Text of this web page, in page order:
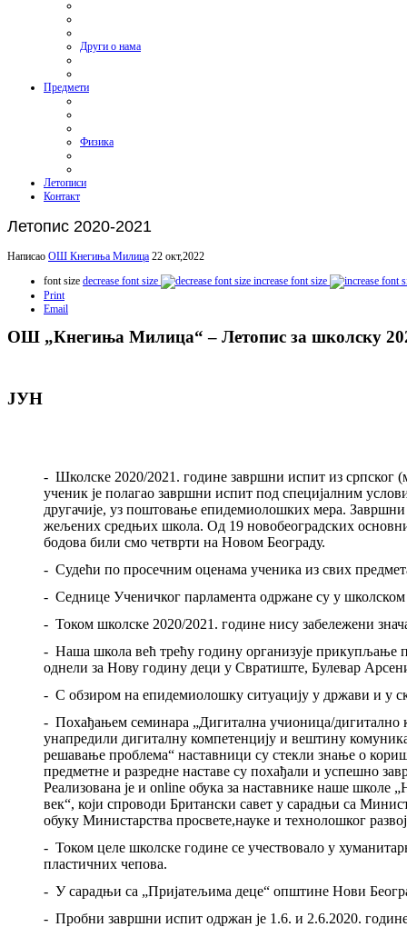
Други о нама
Предмети
Физика
Летописи
Контакт
Летопис 2020-2021
Написао ОШ Кнегиња Милица 22 окт,2022
font size decrease font size
increase font size
Print
Email
ОШ „Кнегиња Милица“ – Летопис за школску 20
ЈУН
- Школске 2020/2021. године завршни испит из српског
ученик је полагао завршни испит под специјалним
другачије, уз поштовање епидемиолошких мера.
жељених средњих школа. Од 19 новобеоградских
бодова били смо четврти на Новом Београду.
- Судећи по просечним оценама ученика из свих
- Седнице Ученичког парламента одржане су у
- Током школске 2020/2021. године нису забележени
- Наша школа већ трећу годину организује прикупљање
однели за Нову годину деци у Свратиште, Булевар
- С обзиром на епидемиолошку ситуацију у држави и у
- Похађањем семинара „Дигитална учионица/дигитално
унапредили дигиталну компетенцију и вештину
решавање проблема“ наставници су стекли знање о
предметне и разредне наставе су похађали и успешно
Реализована је и online обука за наставнике наше школе
век“, који спроводи Британски савет у сарадњи са
обуку Министарства просвете,науке и технолошког
- Током целе школске године се учествовало у
пластичних чепова.
- У сарадњи са „Пријатељима деце“ општине Нови
- Пробни завршни испит одржан је 1.6. и 2.6.2020.